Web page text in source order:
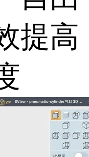
提高